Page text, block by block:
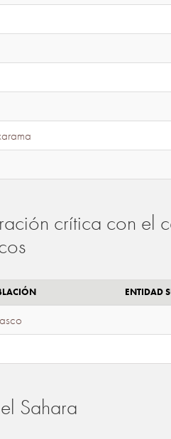
crítica con el
ENTIDAD
Sahara